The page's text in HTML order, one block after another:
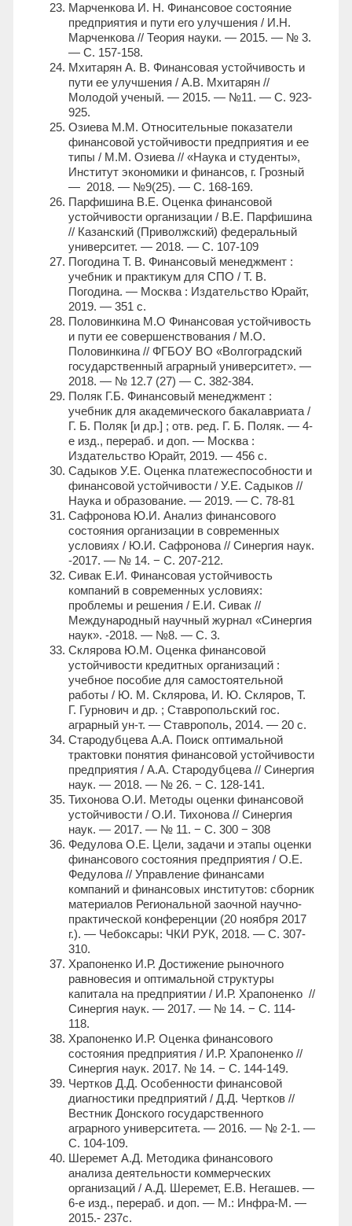
Марченкова И. Н. Финансовое состояние
предприятия и пути его улучшения / И.Н.
Марченкова // Теория науки. — 2015. — № 3.
— С. 157-158.
Мхитарян А. В. Финансовая устойчивость и
пути ее улучшения / А.В. Мхитарян //
Молодой ученый. — 2015. — №11. — С. 923-
925.
Озиева М.М. Относительные показатели
финансовой устойчивости предприятия и ее
типы / М.М. Озиева // «Наука и студенты»,
Институт экономики и финансов, г. Грозный
— 2018. — №9(25). — С. 168-169.
Парфишина В.Е. Оценка финансовой
устойчивости организации / В.Е. Парфишина
// Казанский (Приволжский) федеральный
университет. — 2018. — С. 107-109
Погодина Т. В. Финансовый менеджмент :
учебник и практикум для СПО / Т. В.
Погодина. — Москва : Издательство Юрайт,
2019. — 351 с.
Половинкина М.О Финансовая устойчивость
и пути ее совершенствования / М.О.
Половинкина // ФГБОУ ВО «Волгоградский
государственный аграрный университет». —
2018. — № 12.7 (27) — С. 382-384.
Поляк Г.Б. Финансовый менеджмент :
учебник для академического бакалавриата /
Г. Б. Поляк [и др.] ; отв. ред. Г. Б. Поляк. — 4-
е изд., перераб. и доп. — Москва :
Издательство Юрайт, 2019. — 456 с.
Садыков У.Е. Оценка платежеспособности и
финансовой устойчивости / У.Е. Садыков //
Наука и образование. — 2019. — С. 78-81
Сафронова Ю.И. Анализ финансового
состояния организации в современных
условиях / Ю.И. Сафронова // Синергия наук.
-2017. — № 14. − С. 207-212.
Сивак Е.И. Финансовая устойчивость
компаний в современных условиях:
проблемы и решения / Е.И. Сивак //
Международный научный журнал «Синергия
наук». -2018. — №8. — С. 3.
Склярова Ю.М. Оценка финансовой
устойчивости кредитных организаций :
учебное пособие для самостоятельной
работы / Ю. М. Склярова, И. Ю. Скляров, Т.
Г. Гурнович и др. ; Ставропольский гос.
аграрный ун-т. — Ставрополь, 2014. — 20 с.
Стародубцева А.А. Поиск оптимальной
трактовки понятия финансовой устойчивости
предприятия / А.А. Стародубцева // Синергия
наук. — 2018. — № 26. − С. 128-141.
Тихонова О.И. Методы оценки финансовой
устойчивости / О.И. Тихонова // Синергия
наук. — 2017. — № 11. − С. 300 − 308
Федулова О.Е. Цели, задачи и этапы оценки
финансового состояния предприятия / О.Е.
Федулова // Управление финансами
компаний и финансовых институтов: сборник
материалов Региональной заочной научно-
практической конференции (20 ноября 2017
г.). — Чебоксары: ЧКИ РУК, 2018. — С. 307-
310.
Храпоненко И.Р. Достижение рыночного
равновесия и оптимальной структуры
капитала на предприятии / И.Р. Храпоненко //
Синергия наук. — 2017. — № 14. − С. 114-
118.
Храпоненко И.Р. Оценка финансового
состояния предприятия / И.Р. Храпоненко //
Синергия наук. 2017. № 14. − С. 144-149.
Чертков Д.Д. Особенности финансовой
диагностики предприятий / Д.Д. Чертков //
Вестник Донского государственного
аграрного университета. — 2016. — № 2-1. —
С. 104-109.
Шеремет А.Д. Методика финансового
анализа деятельности коммерческих
организаций / А.Д. Шеремет, Е.В. Негашев. —
6-е изд., перераб. и доп. — М.: Инфра-М. —
2015.- 237с.